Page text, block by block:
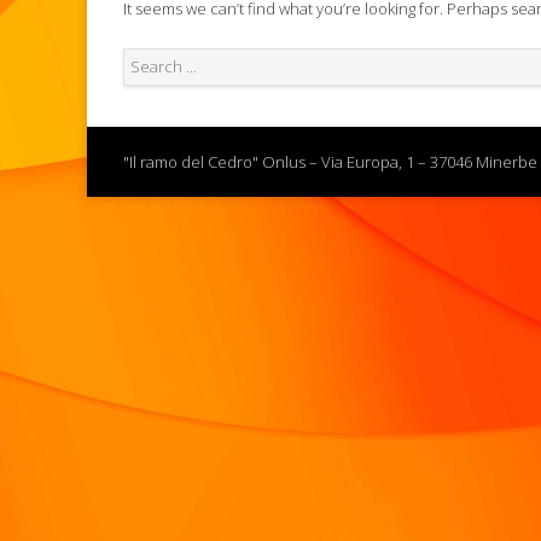
It seems we can’t find what you’re looking for. Perhaps
"Il ramo del Cedro" Onlus – Via Europa, 1 – 37046 Minerbe